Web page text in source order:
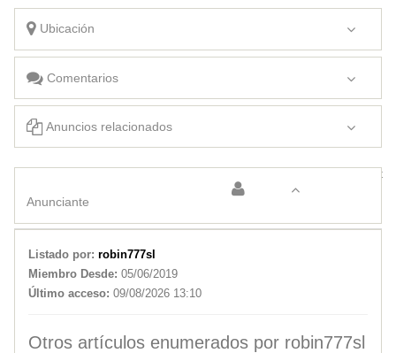
Ubicación
Comentarios
Anuncios relacionados
Neumarket
Anunciante
Listado por: robin777sl
Miembro Desde: 05/06/2019
Último acceso: 09/08/2026 13:10
Otros artículos enumerados por robin777sl